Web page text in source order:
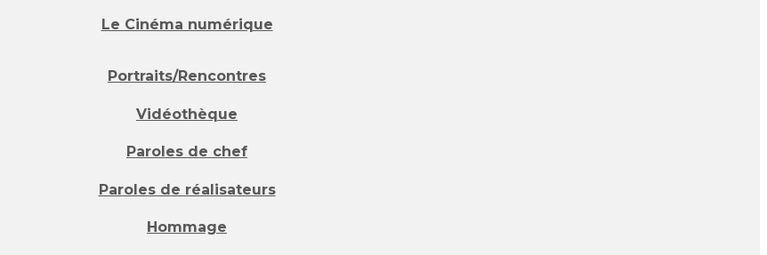
Le Cinéma numérique
Portraits/Rencontres
Vidéothèque
Paroles de chef
Paroles de réalisateurs
Hommage